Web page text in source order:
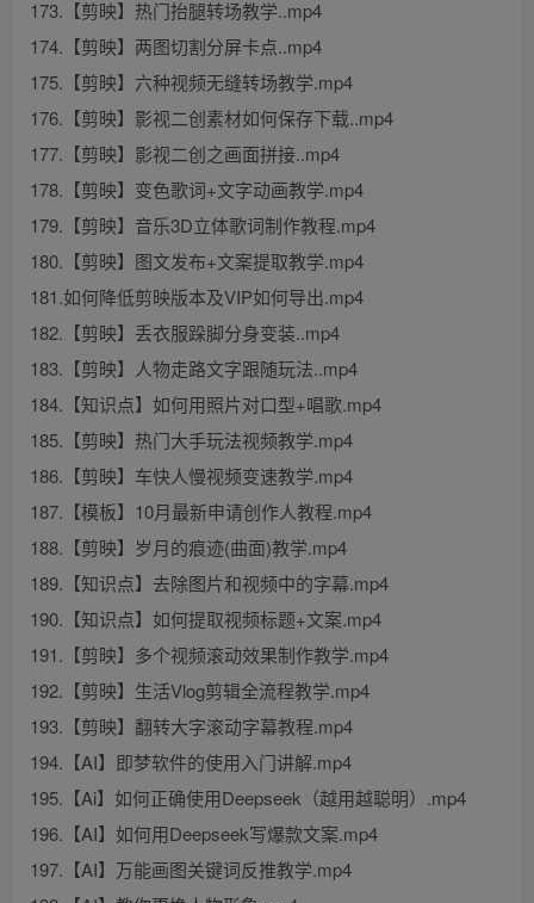
173.【剪映】热门抬腿转场教学..mp4
174.【剪映】两图切割分屏卡点..mp4
175.【剪映】六种视频无缝转场教学.mp4
176.【剪映】影视二创素材如何保存下载..mp4
177.【剪映】影视二创之画面拼接..mp4
178.【剪映】变色歌词+文字动画教学.mp4
179.【剪映】音乐3D立体歌词制作教程.mp4
180.【剪映】图文发布+文案提取教学.mp4
181.如何降低剪映版本及VIP如何导出.mp4
182.【剪映】丢衣服跺脚分身变装..mp4
183.【剪映】人物走路文字跟随玩法..mp4
184.【知识点】如何用照片对口型+唱歌.mp4
185.【剪映】热门大手玩法视频教学.mp4
186.【剪映】车快人慢视频变速教学.mp4
187.【模板】10月最新申请创作人教程.mp4
188.【剪映】岁月的痕迹(曲面)教学.mp4
189.【知识点】去除图片和视频中的字幕.mp4
190.【知识点】如何提取视频标题+文案.mp4
191.【剪映】多个视频滚动效果制作教学.mp4
192.【剪映】生活Vlog剪辑全流程教学.mp4
193.【剪映】翻转大字滚动字幕教程.mp4
194.【AI】即梦软件的使用入门讲解.mp4
195.【Ai】如何正确使用Deepseek（越用越聪明）.mp4
196.【AI】如何用Deepseek写爆款文案.mp4
197.【AI】万能画图关键词反推教学.mp4